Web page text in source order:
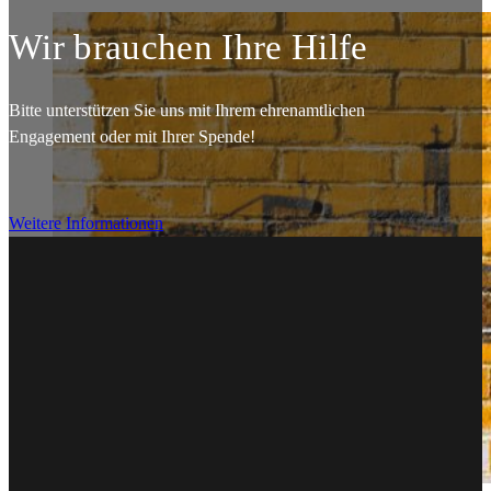
Bitte unterstützen Sie uns mit Ihrem ehrenamtlichen
Engagement oder mit Ihrer Spende!
Weitere Informationen